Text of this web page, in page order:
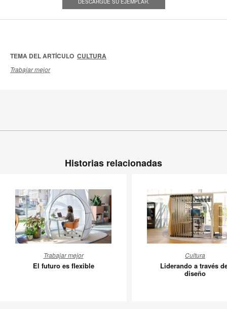
DESCARGUE SU EJEMPLAR.
TEMA DEL ARTÍCULO CULTURA
Trabajar mejor
Historias relacionadas
futuro
es
Trabajar mejor
El futuro es flexible
a
través
Cultura
Liderando a través
diseño